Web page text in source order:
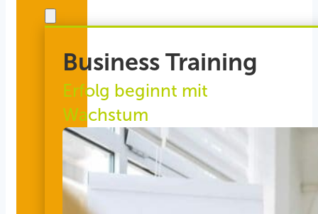
Business Training
Erfolg beginnt mit
Wachstum